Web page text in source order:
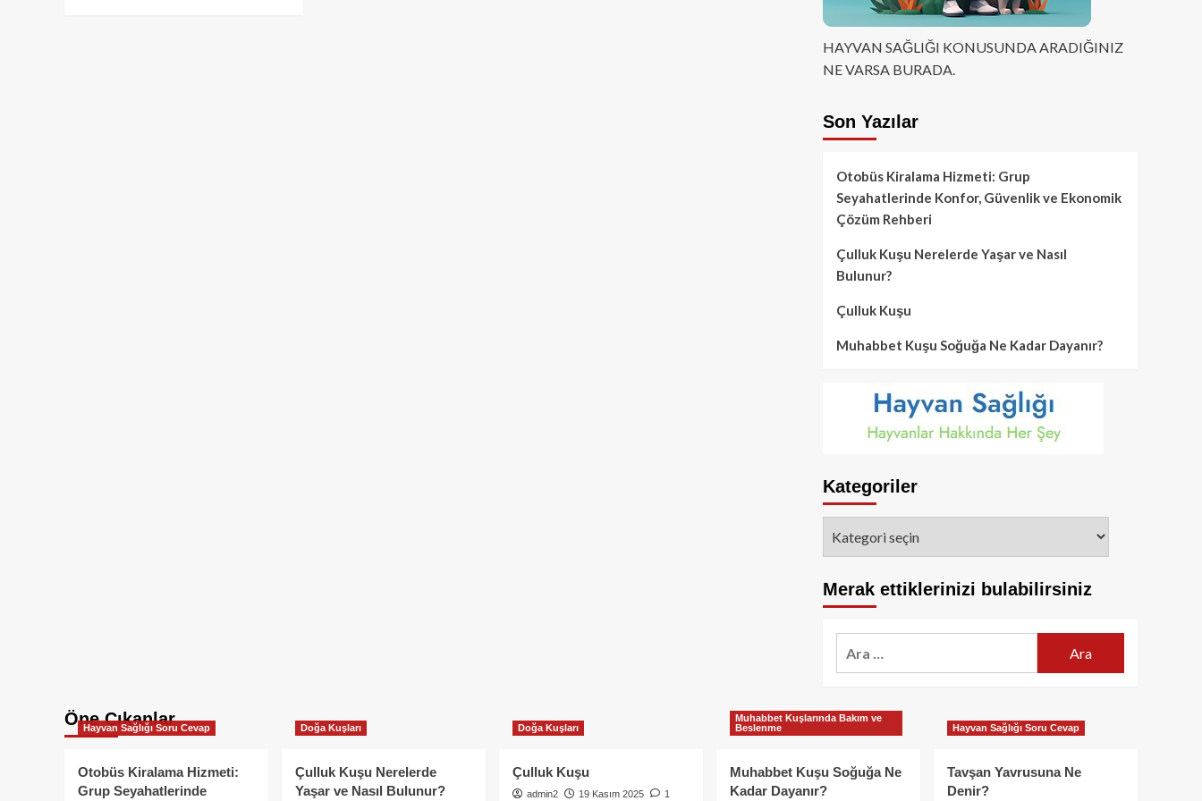
HAYVAN SAĞLIĞI KONUSUNDA ARADIĞINIZ
NE VARSA BURADA.
Son Yazılar
Otobüs Kiralama Hizmeti: Grup
Seyahatlerinde Konfor, Güvenlik ve Ekonomik
Çözüm Rehberi
Çulluk Kuşu Nerelerde Yaşar ve Nasıl
Bulunur?
Çulluk Kuşu
Muhabbet Kuşu Soğuğa Ne Kadar Dayanır?
Kategoriler
Merak ettiklerinizi bulabilirsiniz
Öne Çıkanlar
Hayvan Sağlığı Soru Cevap
Otobüs Kiralama Hizmeti:
Grup Seyahatlerinde
Doğa Kuşları
Çulluk Kuşu Nerelerde
Yaşar ve Nasıl Bulunur?
Doğa Kuşları
Çulluk Kuşu
admin2 19 Kasım 2025 1
Muhabbet Kuşlarında Bakım ve
Beslenme
Muhabbet Kuşu Soğuğa Ne
Kadar Dayanır?
Hayvan Sağlığı Soru Cevap
Tavşan Yavrusuna Ne
Denir?